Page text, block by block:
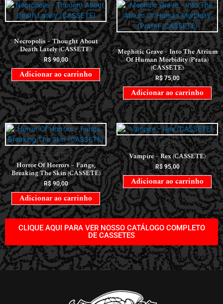
CASSETES
Necropolis – Thought About
Death Lately (CASSETE)
R$90,00
Adicionar ao carrinho
CASSETES
Mephitic Grave – Into The Atrium
Of Human Morbidity (Prata)
(CASSETE)
R$75,00
Adicionar ao carrinho
CASSETES
Horror Of Horrors ‎– Fangs,
Breaking The Skin (CASSETE)
R$90,00
Adicionar ao carrinho
CASSETES
Vampire – Rex (CASSETE)
R$95,00
Adicionar ao carrinho
CLIQUE AQUI PARA VER NOSSO CATÁLOGO COMPLETO
DE CASSETES